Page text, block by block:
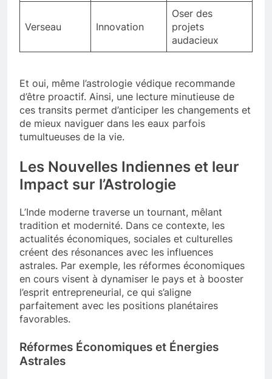
Verseau Innovation
Oser des
projets
audacieux
Et oui, même l’astrologie védique recommande
d’être proactif. Ainsi, une lecture minutieuse de
ces transits permet d’anticiper les changements et
de mieux naviguer dans les eaux parfois
tumultueuses de la vie.
Les Nouvelles Indiennes et leur
Impact sur l’Astrologie
L’Inde moderne traverse un tournant, mêlant
tradition et modernité. Dans ce contexte, les
actualités économiques, sociales et culturelles
créent des résonances avec les influences
astrales. Par exemple, les réformes économiques
en cours visent à dynamiser le pays et à booster
l’esprit entrepreneurial, ce qui s’aligne
parfaitement avec les positions planétaires
favorables.
Réformes Économiques et Énergies
Astrales